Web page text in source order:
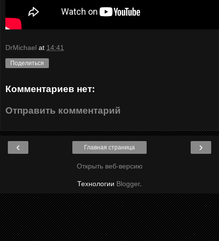
DrMichael at 14:41
Поделиться
Комментариев нет:
Отправить комментарий
‹ ›
Главная страница
Открыть веб-версию
Технологии Blogger.